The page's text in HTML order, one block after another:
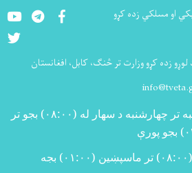
او مسلکي زده کړو YoutubeLinkedIn
لوړو زده کړو وزارت تر څنګ، کابل، افغانستان
تر چهارشنبه د سهار له (۰۸:۰۰)
بجو تر
بجو پورې